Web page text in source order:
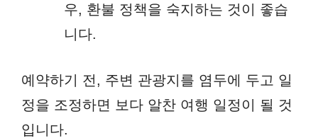
우, 환불 정책을 숙지하는 것이 좋습
니다.
예약하기 전, 주변 관광지를 염두에 두고 일
정을 조정하면 보다 알찬 여행 일정이 될 것
입니다.